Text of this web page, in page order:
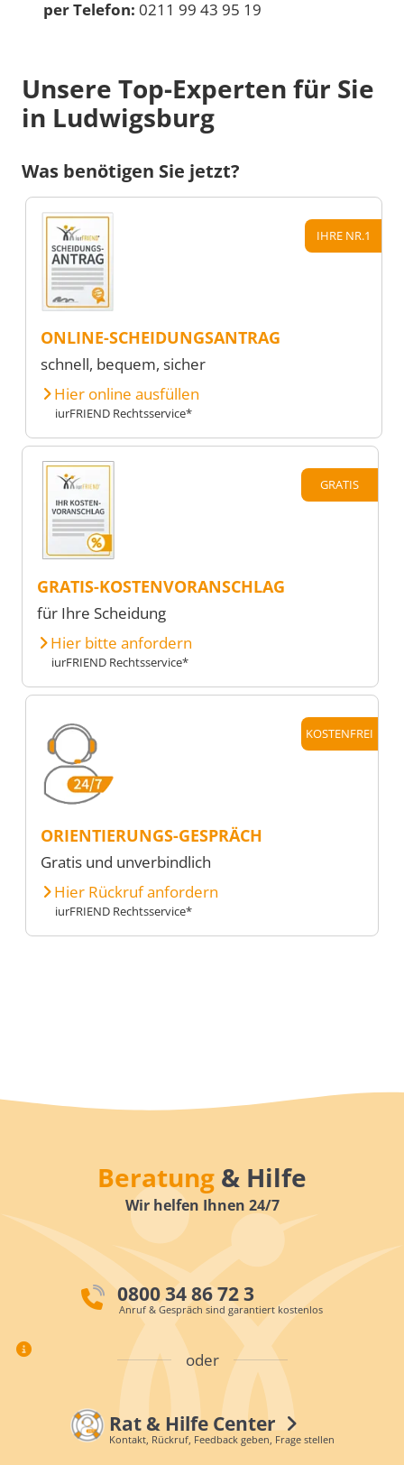
per Telefon: 0211 99 43 95 19
Unsere Top-Experten für Sie
in Ludwigsburg
Was benötigen Sie jetzt?
IHRE NR.1
ONLINE-SCHEIDUNGSANTRAG
schnell, bequem, sicher
Hier online ausfüllen
iurFRIEND Rechtsservice*
GRATIS
GRATIS-KOSTENVORANSCHLAG
für Ihre Scheidung
Hier bitte anfordern
iurFRIEND Rechtsservice*
KOSTENFREI
ORIENTIERUNGS-GESPRÄCH
Gratis und unverbindlich
Hier Rückruf anfordern
iurFRIEND Rechtsservice*
Beratung & Hilfe
Wir helfen Ihnen 24/7
0800 34 86 72 3
Anruf & Gespräch sind garantiert kostenlos
oder
Rat & Hilfe Center
Kontakt, Rückruf, Feedback geben, Frage stellen